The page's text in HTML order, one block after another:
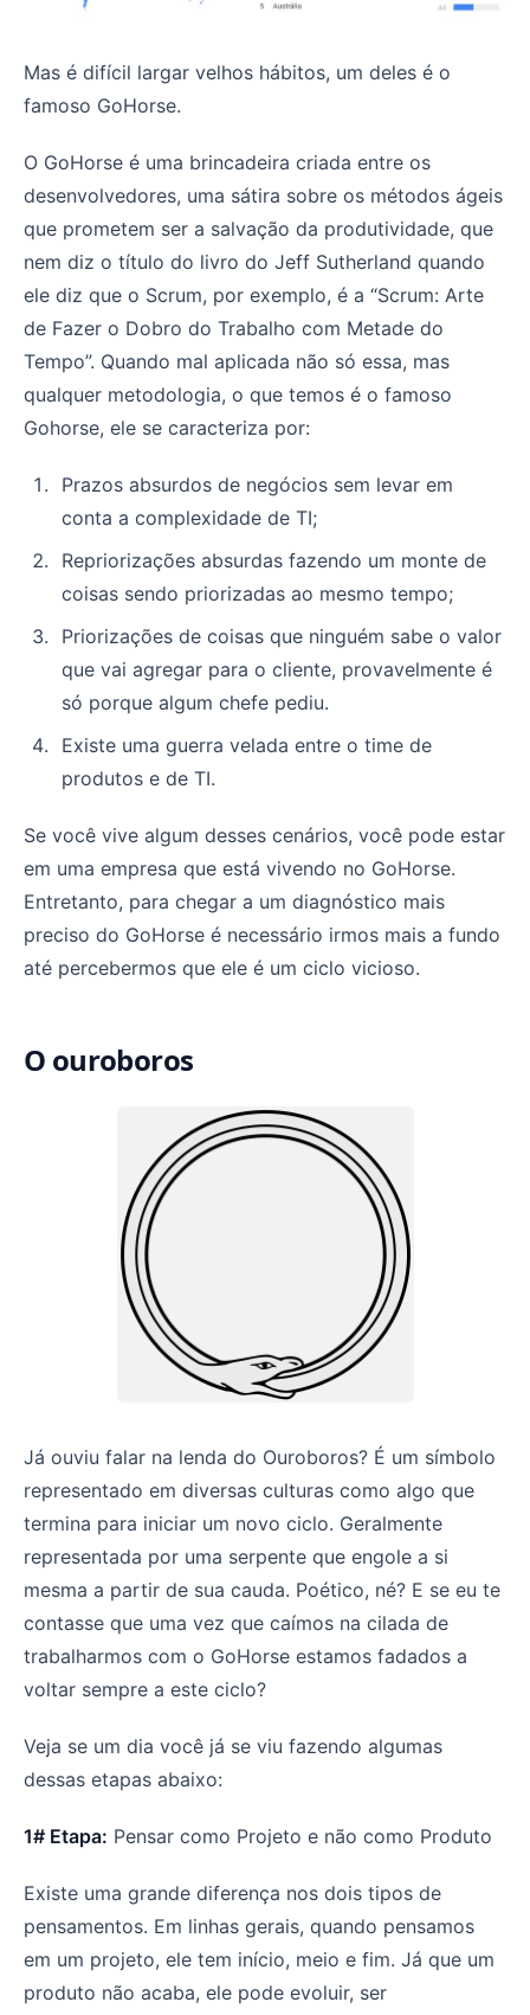
Mas é difícil largar velhos hábitos, um deles é o
famoso GoHorse.
O GoHorse é uma brincadeira criada entre os
desenvolvedores, uma sátira sobre os métodos ágeis
que prometem ser a salvação da produtividade, que
nem diz o título do livro do Jeff Sutherland quando
ele diz que o Scrum, por exemplo, é a “Scrum: Arte
de Fazer o Dobro do Trabalho com Metade do
Tempo”. Quando mal aplicada não só essa, mas
qualquer metodologia, o que temos é o famoso
Gohorse, ele se caracteriza por:
Prazos absurdos de negócios sem levar em
conta a complexidade de TI;
Repriorizações absurdas fazendo um monte de
coisas sendo priorizadas ao mesmo tempo;
Priorizações de coisas que ninguém sabe o valor
que vai agregar para o cliente, provavelmente é
só porque algum chefe pediu.
Existe uma guerra velada entre o time de
produtos e de TI.
Se você vive algum desses cenários, você pode estar
em uma empresa que está vivendo no GoHorse.
Entretanto, para chegar a um diagnóstico mais
preciso do GoHorse é necessário irmos mais a fundo
até percebermos que ele é um ciclo vicioso.
O ouroboros
Já ouviu falar na lenda do Ouroboros? É um símbolo
representado em diversas culturas como algo que
termina para iniciar um novo ciclo. Geralmente
representada por uma serpente que engole a si
mesma a partir de sua cauda. Poético, né? E se eu te
contasse que uma vez que caímos na cilada de
trabalharmos com o GoHorse estamos fadados a
voltar sempre a este ciclo?
Veja se um dia você já se viu fazendo algumas
dessas etapas abaixo:
1# Etapa: Pensar como Projeto e não como Produto
Existe uma grande diferença nos dois tipos de
pensamentos. Em linhas gerais, quando pensamos
em um projeto, ele tem início, meio e fim. Já que um
produto não acaba, ele pode evoluir, ser